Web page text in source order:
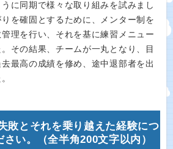
に同期で様々な取り組みを試みまし
を確固とするために、メンター制を
理を行い、それを基に練習メニュー
その結果、チームが一丸となり、目
最高の成績を修め、途中退部者を出
敗とそれを乗り越えた経験につ
い。（全半角200文字以内）